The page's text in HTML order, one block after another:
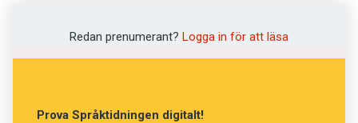
sett Eiffeltornet känns det som om man
verkligen varit i Paris."
Redan prenumerant? Logga in för att läsa
Prova Språktidningen digitalt!